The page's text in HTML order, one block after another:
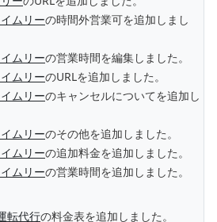
ムリーの時間外営業可を追加しまし
ムリーの営業時間を編集しました。
ムリーのURLを追加しました。
ムリーのキャンセルについてを追加し
ムリーのその他を追加しました。
ムリーの追加料金を追加しました。
ムリーの営業時間を追加しました。
転代行の料金表を追加しました。